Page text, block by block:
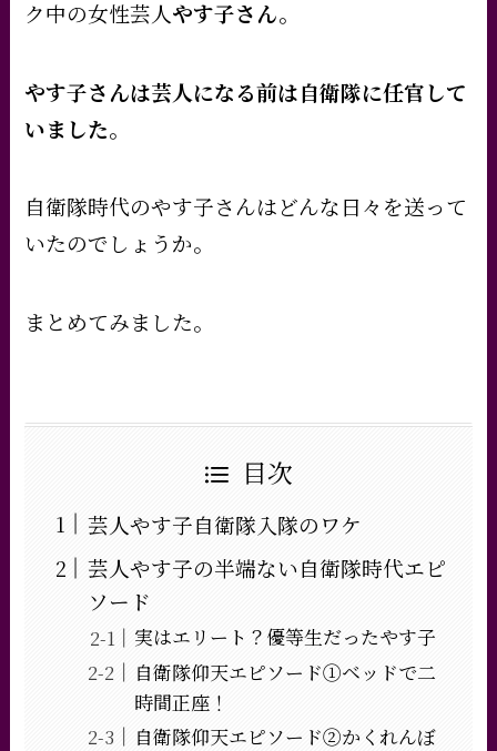
ク中の女性芸人やす子さん。
やす子さんは芸人になる前は自衛隊に任官して
いました。
自衛隊時代のやす子さんはどんな日々を送って
いたのでしょうか。
まとめてみました。
目次
芸人やす子自衛隊入隊のワケ
芸人やす子の半端ない自衛隊時代エピ
ソード
実はエリート？優等生だったやす子
自衛隊仰天エピソード①ベッドで二
時間正座！
自衛隊仰天エピソード②かくれんぼ